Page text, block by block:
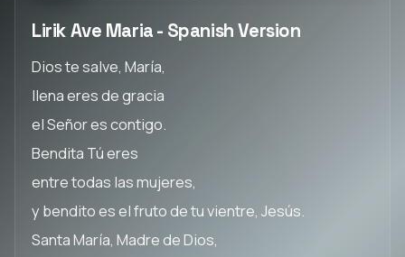
Lirik Ave Maria - Spanish Version
Dios te salve, María,
llena eres de gracia
el Señor es contigo.
Bendita Tú eres
entre todas las mujeres,
y bendito es el fruto de tu vientre, Jesús.
Santa María, Madre de Dios,